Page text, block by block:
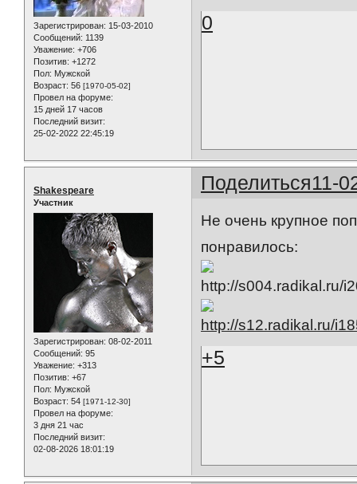
Зарегистрирован: 15-03-2010
Сообщений: 1139
Уважение: +706
Позитив: +1272
Пол: Мужской
Возраст: 56 [1970-05-02]
Провел на форуме:
15 дней 17 часов
Последний визит:
25-02-2022 22:45:19
0
Поделиться11-
Shakespeare
Участник
Зарегистрирован: 08-02-2011
Сообщений: 95
Уважение: +313
Позитив: +67
Пол: Мужской
Возраст: 54 [1971-12-30]
Провел на форуме:
3 дня 21 час
Последний визит:
02-08-2026 18:01:19
Не очень крупное
понравилось:
+5